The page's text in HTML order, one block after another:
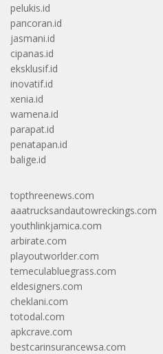
pelukis.id
pancoran.id
jasmani.id
cipanas.id
eksklusif.id
inovatif.id
xenia.id
wamena.id
parapat.id
penatapan.id
balige.id
topthreenews.com
aaatrucksandautowreckings.com
youthlinkjamica.com
arbirate.com
playoutworlder.com
temeculabluegrass.com
eldesigners.com
cheklani.com
totodal.com
apkcrave.com
bestcarinsurancewsa.com